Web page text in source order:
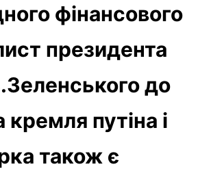
фінансового
президента
до
кремля путіна і
також є